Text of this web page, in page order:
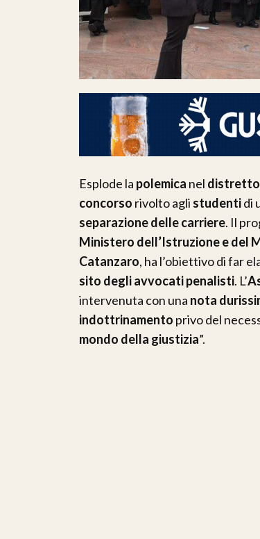
Esplode la polemica nel distretto
concorso rivolto agli studentidi
separazione delle carriere. Il
Ministero dell’Istruzione e del
Catanzaro, ha l’obiettivo di far
sito degli avvocati penalisti. L’
intervenuta con una nota
indottrinamento privo del
mondo della giustizia”.